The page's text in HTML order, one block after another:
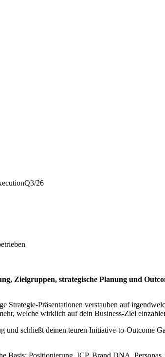
Q3/26
Zielgruppen, strategische Planung und
Strategie-Präsentationen verstauben auf
welche wirklich auf dein Business-Ziel
und schließt deinen teuren Initiative-to-Outcome